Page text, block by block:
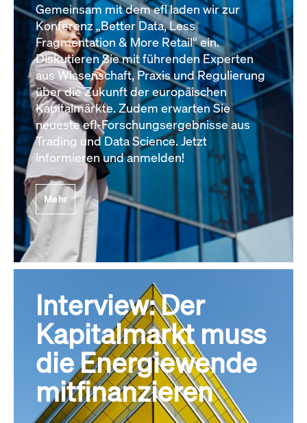
Gemeinsam mit dem efl laden wir zur
Konferenz „Better Data, Less
Fragmentation & More Retail“ ein.
Diskutieren Sie mit führenden Experten
aus Wissenschaft, Praxis und Regulierung
über die Zukunft der europäischen
Kapitalmärkte. Zudem erwarten Sie
neueste efl-Forschungsergebnisse aus
Trading und Data Science. Jetzt
informieren und anmelden!
Mehr
Interview: Der
Kapitalmarkt muss
die Energiewende
mitfinanzieren